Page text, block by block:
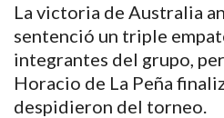
La victoria de Australia
sentenció un triple
integrantes del grupo,
Horacio de La Peña
despidieron del torneo.